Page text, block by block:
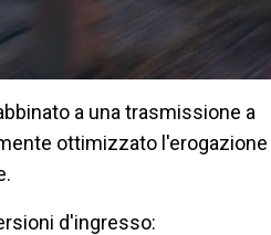
a una trasmissione a
ottimizzato l'erogazione
d'ingresso: